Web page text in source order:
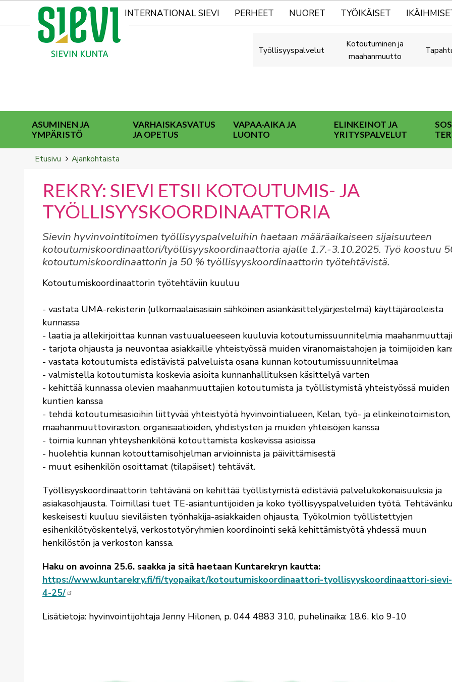
Kohderyhmät
INTERNATIONAL SIEVI PERHEET NUORET TYÖIKÄISET
Työllisyyspalvelut
Kotoutuminen ja
maahanmuutto
ASUMINEN JA
YMPÄRISTÖ
VARHAISKASVATUS
JA OPETUS
VAPAA-AIKA JA
LUONTO
ELINKEINOT JA
YRITYSPALVELUT
Breadcrumbs
You
here:
Etusivu Ajankohtaista
REKRY: SIEVI ETSII KOTOUTUMIS- JA
TYÖLLISYYSKOORDINAATTORIA
Sievin hyvinvointitoimen työllisyyspalveluihin haetaan määräaikaiseen sijaisuuteen
kotoutumiskoordinaattori/työllisyyskoordinaattoria ajalle 1.7.-3.10.2025. Työ koostuu
kotoutumiskoordinaattorin ja 50 % työllisyyskoordinaattorin työtehtävistä.
Kotoutumiskoordinaattorin työtehtäviin kuuluu
- vastata UMA-rekisterin (ulkomaalaisasiain sähköinen asiankäsittelyjärjestelmä) käyttäjärooleista
kunnassa
- laatia ja allekirjoittaa kunnan vastuualueeseen kuuluvia kotoutumissuunnitelmia
- tarjota ohjausta ja neuvontaa asiakkaille yhteistyössä muiden viranomaistahojen ja toimijoiden
- vastata kotoutumista edistävistä palveluista osana kunnan kotoutumissuunnitelmaa
- valmistella kotoutumista koskevia asioita kunnanhallituksen käsittelyä varten
- kehittää kunnassa olevien maahanmuuttajien kotoutumista ja työllistymistä yhteistyössä muiden
kuntien kanssa
- tehdä kotoutumisasioihin liittyvää yhteistyötä hyvinvointialueen, Kelan, työ- ja elinkeinotoimiston,
maahanmuuttoviraston, organisaatioiden, yhdistysten ja muiden yhteisöjen kanssa
- toimia kunnan yhteyshenkilönä kotouttamista koskevissa asioissa
- huolehtia kunnan kotouttamisohjelman arvioinnista ja päivittämisestä
- muut esihenkilön osoittamat (tilapäiset) tehtävät.
Työllisyyskoordinaattorin tehtävänä on kehittää työllistymistä edistäviä palvelukokonaisuuksia ja
asiakasohjausta. Toimillasi tuet TE-asiantuntijoiden ja koko työllisyyspalveluiden työtä.
keskeisesti kuuluu sieviläisten työnhakija-asiakkaiden ohjausta, Työkolmion työllistettyjen
esihenkilötyöskentelyä, verkostotyöryhmien koordinointi sekä kehittämistyötä yhdessä muun
henkilöstön ja verkoston kanssa.
Haku on avoinna 25.6. saakka ja sitä haetaan Kuntarekryn kautta:
https://www.kuntarekry.fi/fi/tyopaikat/kotoutumiskoordinaattori-tyollisyyskoordinaattori-
4-25/
Lisätietoja: hyvinvointijohtaja Jenny Hilonen, p. 044 4883 310, puhelinaika: 18.6. klo 9-10